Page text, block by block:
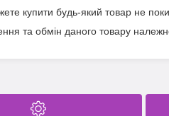
купити будь-який товар не
та обмін даного товару